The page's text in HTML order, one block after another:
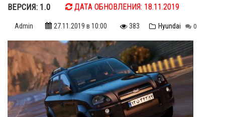
ВЕРСИЯ: 1.0 ДАТА ОБНОВЛЕНИЯ: 18.11.2019
Admin 27.11.2019 в 10:00 383 Hyundai 0